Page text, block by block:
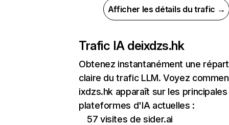
Afficher les détails du trafic →
Trafic IA deixdzs.hk
Obtenez instantanément une
claire du trafic LLM. Voyez
ixdzs.hk apparaît sur les principales
plateformes d'IA actuelles :
57 visites de sider.ai